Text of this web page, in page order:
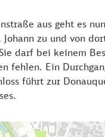
aus geht es
zu und von
darf bei keinem
fehlen. Ein
führt zur